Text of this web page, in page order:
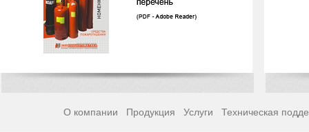
О компании Продукция Услуги Техническая